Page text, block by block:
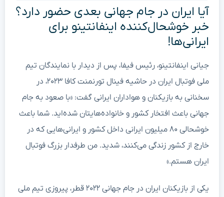
آیا ایران در جام جهانی بعدی حضور دارد؟
خبر خوشحال‌کننده اینفانتینو برای
ایرانی‌ها!
جیانی اینفانتینو، رئیس فیفا، پس از دیدار با نمایندگان تیم
ملی فوتبال ایران در حاشیه فینال تورنمنت کافا ۲۰۲۳، در
سخنانی به بازیکنان و هواداران ایرانی گفت: «با صعود به جام
جهانی باعث افتخار کشور و خانواده‌هایتان شده‌اید. شما باعث
خوشحالی ۸۰ میلیون ایرانی داخل کشور و ایرانی‌هایی که در
خارج از کشور زندگی می‌کنند، شدید. من طرفدار بزرگ فوتبال
ایران هستم.»
یکی از بازیکنان ایران در جام جهانی ۲۰۲۲ قطر، پیروزی تیم ملی